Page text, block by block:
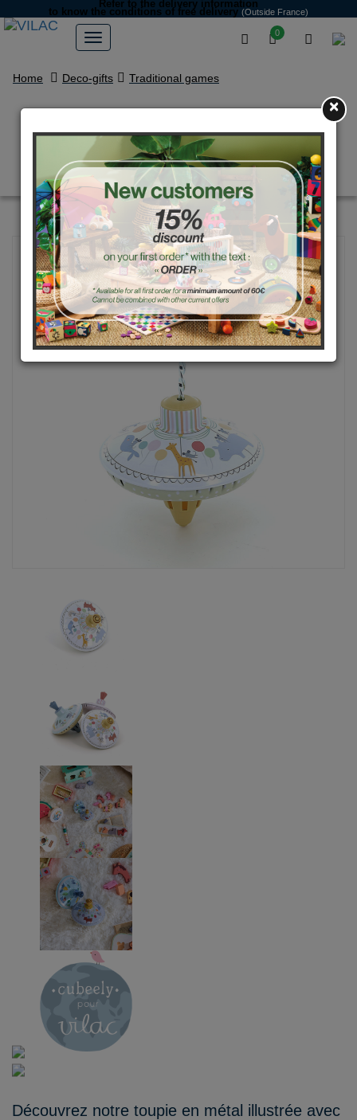
0
Refer to the delivery information
to know the conditions of free delivery (Outside France)
Home Deco-gifts Traditional games
Toupie en métal, Fête foraine -
Sarah Betz
Découvrez notre toupie en métal illustrée avec
×